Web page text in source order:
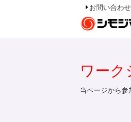
お問い合わせ
ワーク
当ページから参